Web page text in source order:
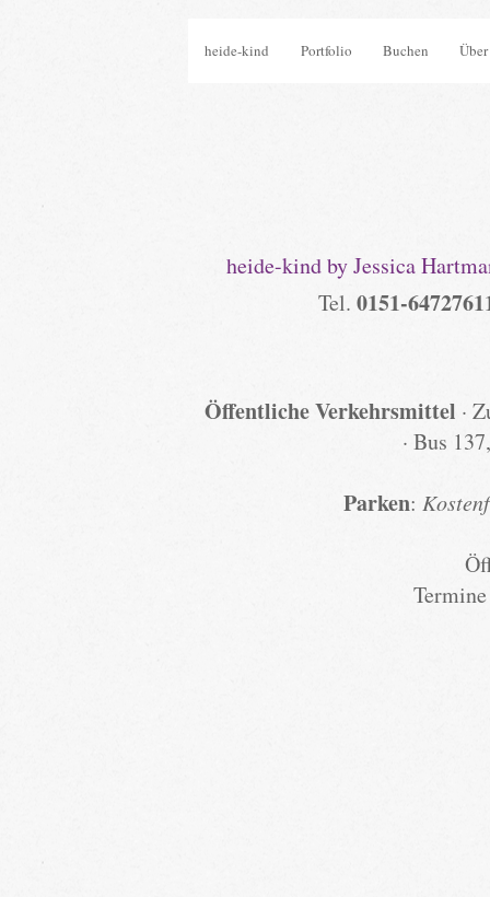
heide-kind Portfolio Buchen
heide-kind by Jessica
Tel. 0151-
Öffentliche Verkehrsmittel ·
· Bus
Parken: